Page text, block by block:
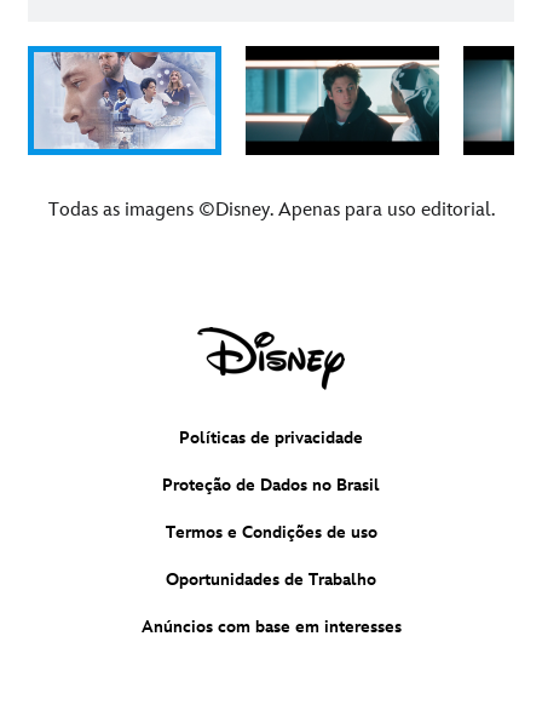
Todas as imagens ©Disney. Apenas para uso editorial.
Políticas de privacidade
Proteção de Dados no Brasil
Termos e Condições de uso
Oportunidades de Trabalho
Anúncios com base em interesses